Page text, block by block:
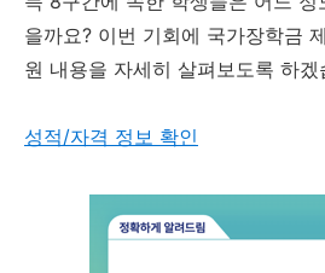
을까요? 이번 기회에 국가장학금
원 내용을 자세히 살펴보도록 하겠
성적/자격 정보 확인